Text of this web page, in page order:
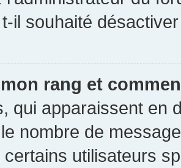
il souhaité
rang et
qui apparaissent en
nombre de
certains utilisateurs